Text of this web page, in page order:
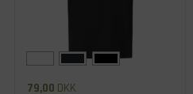
79,00 DKK